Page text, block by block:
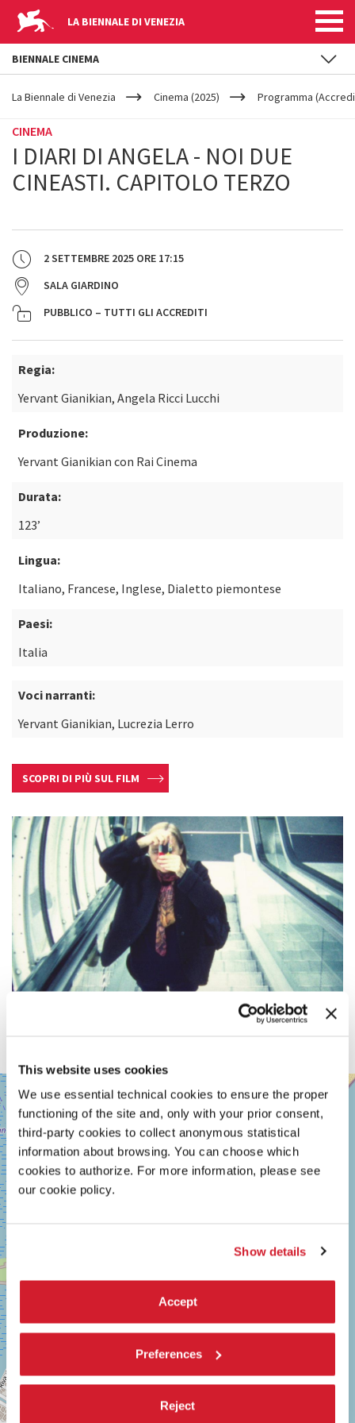
This website uses cookies
We use essential technical cookies to ensure the proper
functioning of the site and, only with your prior consent,
third-party cookies to collect anonymous statistical
information about browsing. You can choose which
cookies to authorize. For more information, please see
our cookie policy.
Show details
Accept
Preferences
Reject
LA BIENNALE DI VENEZIA
YOUR
ARE
La Biennale di Venezia Cinema (2025) Programma
CINEMA
I DIARI DI ANGELA - NOI DUE
CINEASTI. CAPITOLO TERZO
2 SETTEMBRE 2025 ORE 17:15
SALA GIARDINO
PUBBLICO – TUTTI GLI ACCREDITI
Regia:
Yervant Gianikian, Angela Ricci Lucchi
Produzione:
Yervant Gianikian con Rai Cinema
Durata:
123’
Lingua:
Italiano, Francese, Inglese, Dialetto piemontese
Paesi:
Italia
Voci narranti:
Yervant Gianikian, Lucrezia Lerro
SCOPRI DI PIÙ SUL FILM
SALA
GIARDINO
LUNGOMARE
MARCONI
30126
LIDO
DI
VENEZIA
TEL.
0415218711
info@labiennale.org
BIENNALE CINEMA